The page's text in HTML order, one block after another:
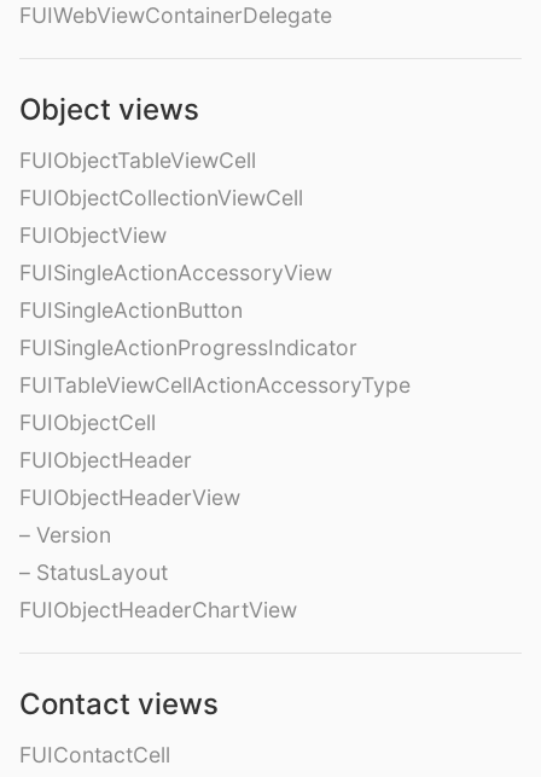
FUIWebViewContainerDelegate
Object views
FUIObjectTableViewCell
FUIObjectCollectionViewCell
FUIObjectView
FUISingleActionAccessoryView
FUISingleActionButton
FUISingleActionProgressIndicator
FUITableViewCellActionAccessoryType
FUIObjectCell
FUIObjectHeader
FUIObjectHeaderView
– Version
– StatusLayout
FUIObjectHeaderChartView
Contact views
FUIContactCell